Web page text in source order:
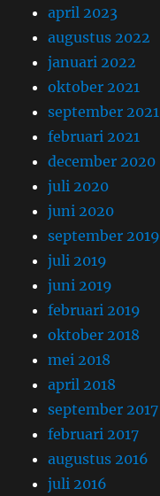
april 2023
augustus 2022
januari 2022
oktober 2021
september 2021
februari 2021
december 2020
juli 2020
juni 2020
september 2019
juli 2019
juni 2019
februari 2019
oktober 2018
mei 2018
april 2018
september 2017
februari 2017
augustus 2016
juli 2016